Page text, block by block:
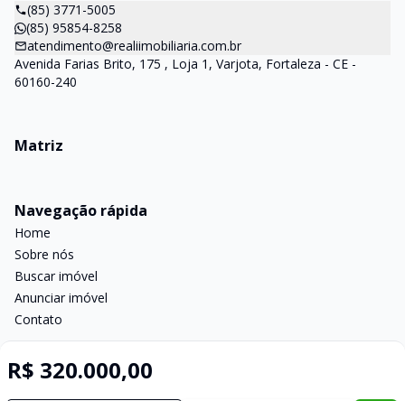
R$ 320.000,00
(85) 3771-5005
(85) 95854-8258
atendimento@realiimobiliaria.com.br
Avenida Farias Brito, 175 , Loja 1, Varjota, Fortaleza - CE -
60160-240
Matriz
Navegação rápida
Home
Sobre nós
Buscar imóvel
Anunciar imóvel
Contato